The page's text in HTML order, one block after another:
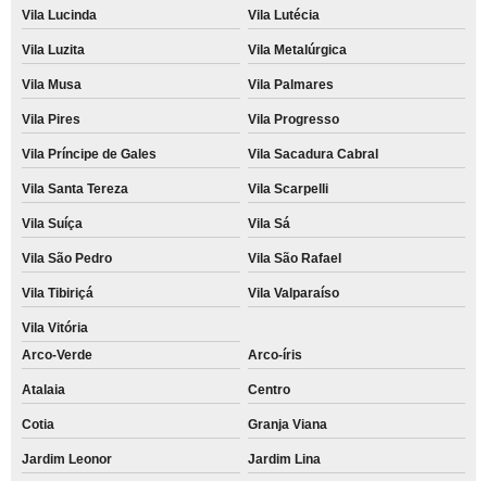
Vila Lucinda Vila Lutécia
Vila Luzita Vila Metalúrgica
Vila Musa Vila Palmares
Vila Pires Vila Progresso
Vila Príncipe de Gales Vila Sacadura Cabral
Vila Santa Tereza Vila Scarpelli
Vila Suíça Vila Sá
Vila São Pedro Vila São Rafael
Vila Tibiriçá Vila Valparaíso
Vila Vitória
Arco-Verde
Arco-íris
Atalaia Centro
Cotia Granja Viana
Jardim Leonor Jardim Lina